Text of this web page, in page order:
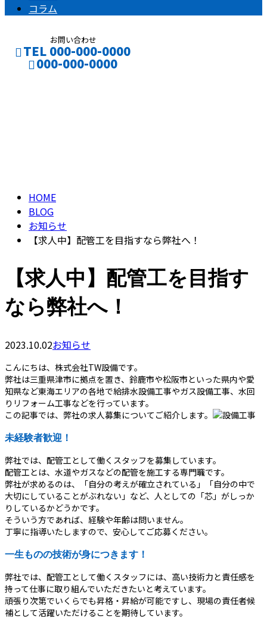
コラム
お問い合わせ
TEL 000-000-0000
000-000-0000
HOME
BLOG
お知らせ
【求人中】配管工を目指すなら弊社へ！
【求人中】配管工を目指す
なら弊社へ！
2023.10.02お知らせ
こんにちは、株式会社TW設備です。
弊社は三重県津市に拠点を置き、鈴鹿市や松阪市といった県内や愛
知県など東海エリアの各地で給排水設備工事やガス設備工事、水回
りリフォーム工事などを行っています。
この記事では、弊社の求人募集についてご紹介します。
未経験者歓迎！
弊社では、配管工として働くスタッフを募集しています。
配管工とは、水道やガスなどの配管を施工する専門職です。
弊社が求めるのは、「自分の考えが確立されている」「自分の中で
大切にしていることがぶれない」など、人としての「芯」がしっか
りしているかどうかです。
そういう方であれば、経験や年齢は問いません。
丁寧に指導いたしますので、安心してご応募ください。
一生ものの技術が身につきます！
弊社では、配管工として働くスタッフには、高い技術力と責任感を
持って仕事に取り組んでいただきたいと考えています。
頑張り次第でいくらでも昇格・昇給が可能ですし、現場の責任者候
補として活躍いただけることを期待しています。